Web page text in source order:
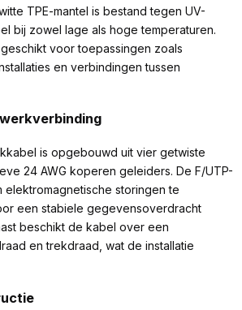
TPE-mantel is bestand tegen UV-
bij zowel lage als hoge temperaturen.
voor toepassingen zoals
en verbindingen tussen
is opgebouwd uit vier getwiste
24 AWG koperen geleiders. De F/UTP-
elektromagnetische storingen te
een stabiele gegevensoverdracht
beschikt de kabel over een
en trekdraad, wat de installatie